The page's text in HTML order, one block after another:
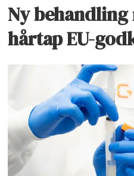
Ny
hårtap EU-